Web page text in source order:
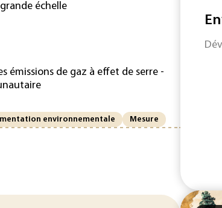
échelle
de gaz à effet de serre -
environnementale Mesure